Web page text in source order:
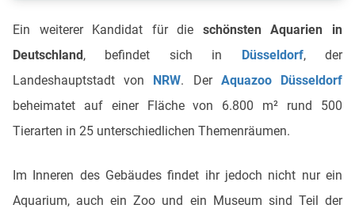
Ein weiterer Kandidat für die schönsten Aquarien in
Deutschland, befindet sich in Düsseldorf, der
Landeshauptstadt von NRW. Der Aquazoo Düsseldorf
beheimatet auf einer Fläche von 6.800 m² rund 500
Tierarten in 25 unterschiedlichen Themenräumen.
Im Inneren des Gebäudes findet ihr jedoch nicht nur ein
Aquarium, auch ein Zoo und ein Museum sind Teil der